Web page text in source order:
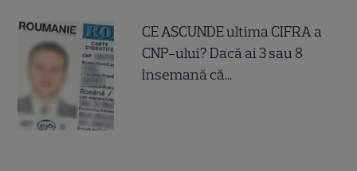
CE ASCUNDE ultima CIFRA a
CNP-ului? Dacă ai 3 sau 8
însemană că...